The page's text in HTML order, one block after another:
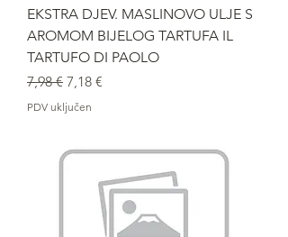
EKSTRA DJEV. MASLINOVO ULJE S
AROMOM BIJELOG TARTUFA IL
TARTUFO DI PAOLO
Redovna cijena
7,98 € Cijena s popustom
7,18 €
PDV uključen